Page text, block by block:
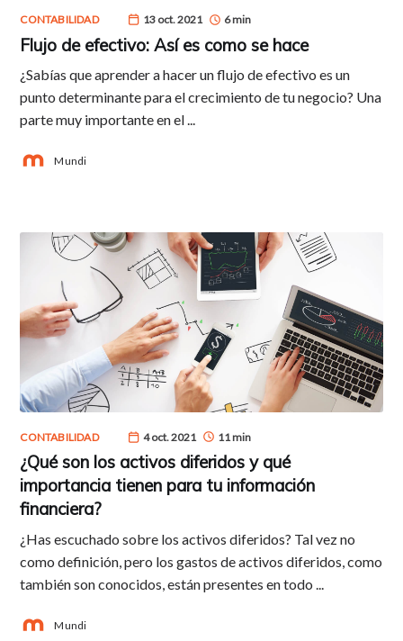
CONTABILIDAD 13 oct. 2021 6 min
Flujo de efectivo: Así es como se hace
¿Sabías que aprender a hacer un flujo de efectivo es un
punto determinante para el crecimiento de tu negocio? Una
parte muy importante en el ...
Mundi
CONTABILIDAD 4 oct. 2021 11 min
¿Qué son los activos diferidos y qué
importancia tienen para tu información
financiera?
¿Has escuchado sobre los activos diferidos? Tal vez no
como definición, pero los gastos de activos diferidos, como
también son conocidos, están presentes en todo ...
Mundi